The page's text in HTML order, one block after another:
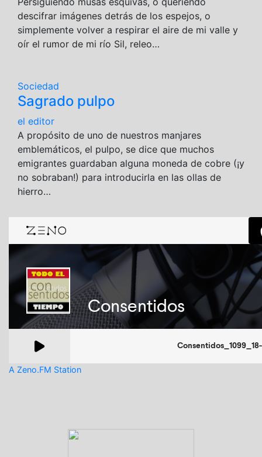
descifrar imágenes detrás de los espejos, o
simplemente volver a respirar el aire de mi valle y
oír el rumor de mi río Sil, releo…
Sociedad
Sagrado pulpo
el editor
A propósito de uno de nuestros manjares
emblemáticos, el pulpo, se dice que muchos
emigrantes guardaban alguna moneda de cobre (¡y
no sobraban!) para introducirla en las ollas de
hierro…
A Zeno.FM Station